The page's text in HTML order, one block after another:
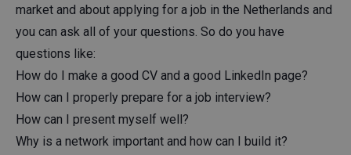
market and about applying for a job in the Netherlands and
you can ask all of your questions. So do you have
questions like:
How do I make a good CV and a good LinkedIn page?
How can I properly prepare for a job interview?
How can I present myself well?
Why is a network important and how can I build it?